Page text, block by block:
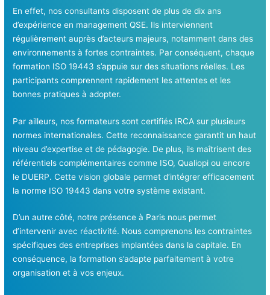
En effet, nos consultants disposent de plus de dix ans
d’expérience en management QSE. Ils interviennent
régulièrement auprès d’acteurs majeurs, notamment dans des
environnements à fortes contraintes. Par conséquent, chaque
formation ISO 19443 s’appuie sur des situations réelles. Les
participants comprennent rapidement les attentes et les
bonnes pratiques à adopter.
Par ailleurs, nos formateurs sont certifiés IRCA sur plusieurs
normes internationales. Cette reconnaissance garantit un haut
niveau d’expertise et de pédagogie. De plus, ils maîtrisent des
référentiels complémentaires comme ISO, Qualiopi ou encore
le DUERP. Cette vision globale permet d’intégrer efficacement
la norme ISO 19443 dans votre système existant.
D’un autre côté, notre présence à Paris nous permet
d’intervenir avec réactivité. Nous comprenons les contraintes
spécifiques des entreprises implantées dans la capitale. En
conséquence, la formation s’adapte parfaitement à votre
organisation et à vos enjeux.